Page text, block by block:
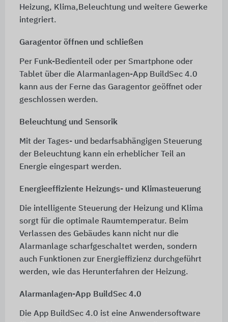
Heizung, Klima,Beleuchtung und weitere Gewerke
integriert.
Garagentor öffnen und schließen
Per Funk-Bedienteil oder per Smartphone oder
Tablet über die Alarmanlagen-App BuildSec 4.0
kann aus der Ferne das Garagentor geöffnet oder
geschlossen werden.
Beleuchtung und Sensorik
Mit der Tages- und bedarfsabhängigen Steuerung
der Beleuchtung kann ein erheblicher Teil an
Energie eingespart werden.
Energieeffiziente Heizungs- und Klimasteuerung
Die intelligente Steuerung der Heizung und Klima
sorgt für die optimale Raumtemperatur. Beim
Verlassen des Gebäudes kann nicht nur die
Alarmanlage scharfgeschaltet werden, sondern
auch Funktionen zur Energieffizienz durchgeführt
werden, wie das Herunterfahren der Heizung.
Alarmanlagen-App BuildSec 4.0
Die App BuildSec 4.0 ist eine Anwendersoftware